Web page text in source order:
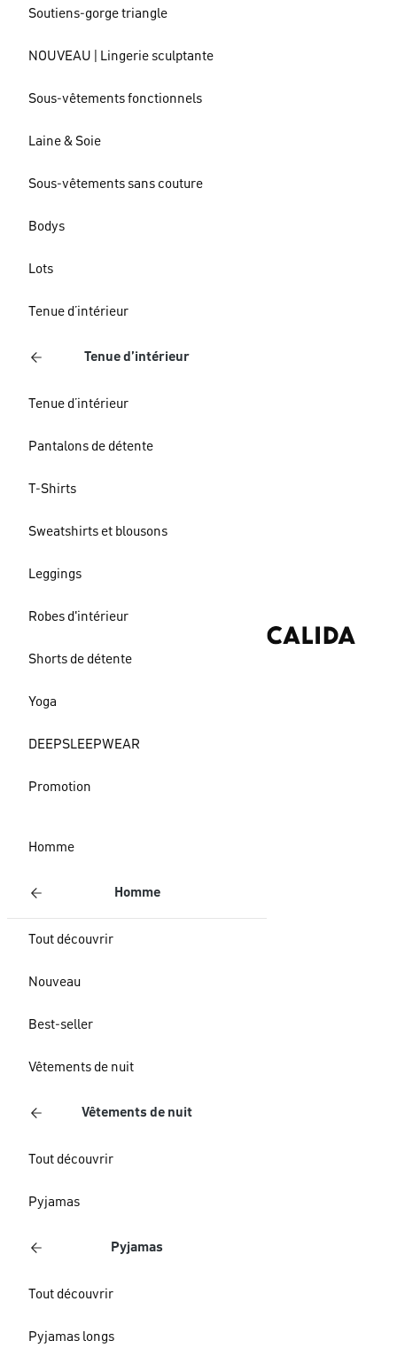
Soutiens-gorge triangle
NOUVEAU | Lingerie sculptante
Sous-vêtements fonctionnels
Laine & Soie
Sous-vêtements sans couture
Bodys
Lots
Tenue d’intérieur
Tenue d’intérieur
Tenue d’intérieur
Pantalons de détente
T-Shirts
Sweatshirts et blousons
Leggings
Robes d'intérieur
Shorts de détente
Yoga
DEEPSLEEPWEAR
Promotion
Homme
Homme
Tout découvrir
Nouveau
Best-seller
Vêtements de nuit
Vêtements de nuit
Tout découvrir
Pyjamas
Pyjamas
Tout découvrir
Pyjamas longs